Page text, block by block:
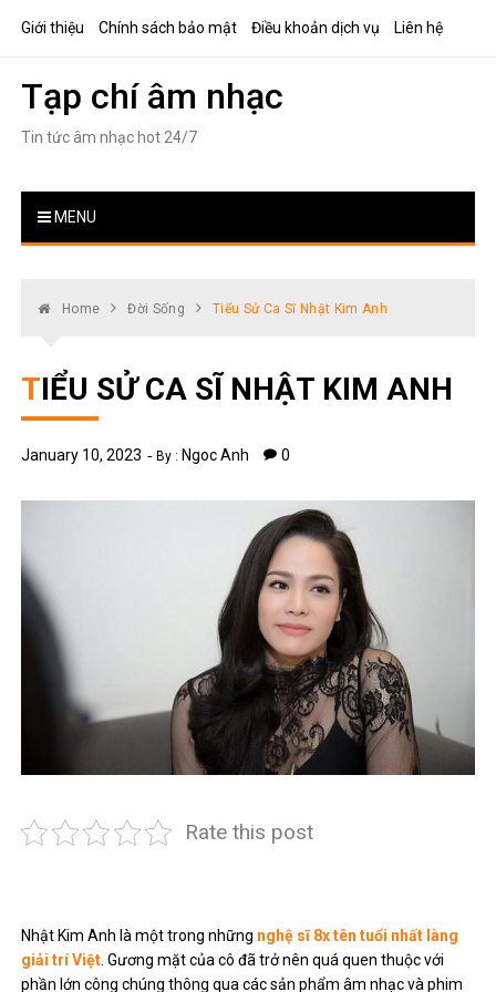
Giới thiệu Chính sách bảo mật Điều khoản dịch vụ Liên hệ
Tạp chí âm nhạc
Tin tức âm nhạc hot 24/7
MENU
Home Đời Sống Tiểu Sử Ca Sĩ Nhật Kim Anh
TIỂU SỬ CA SĨ NHẬT KIM ANH
January 10, 2023 By : Ngoc Anh 0
Rate this post
Nhật Kim Anh là một trong những nghệ sĩ 8x tên tuổi nhất làng
giải trí Việt . Gương mặt của cô đã trở nên quá quen thuộc với
phần lớn công chúng thông qua các sản phẩm âm nhạc và phim